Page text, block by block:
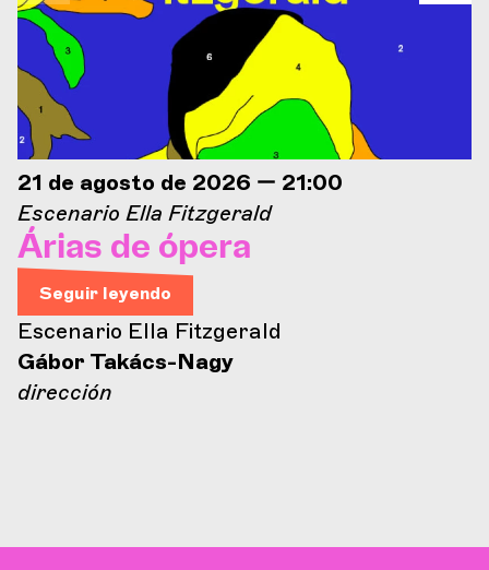
21 de agosto de 2026 — 21:00
Escenario Ella Fitzgerald
Árias de ópera
Seguir leyendo
Escenario Ella Fitzgerald
Gábor Takács-Nagy
dirección